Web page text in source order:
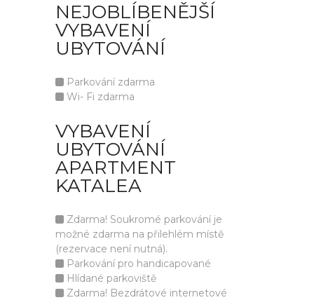
NEJOBLÍBENĚJŠÍ
VYBAVENÍ
UBYTOVÁNÍ
Parkování zdarma
Wi- Fi zdarma
VYBAVENÍ
UBYTOVÁNÍ
APARTMENT
KATALEA
Zdarma! Soukromé parkování je
možné zdarma na přilehlém místě
(rezervace není nutná).
Parkování pro handicapované
Hlídané parkoviště
Zdarma! Bezdrátové internetové